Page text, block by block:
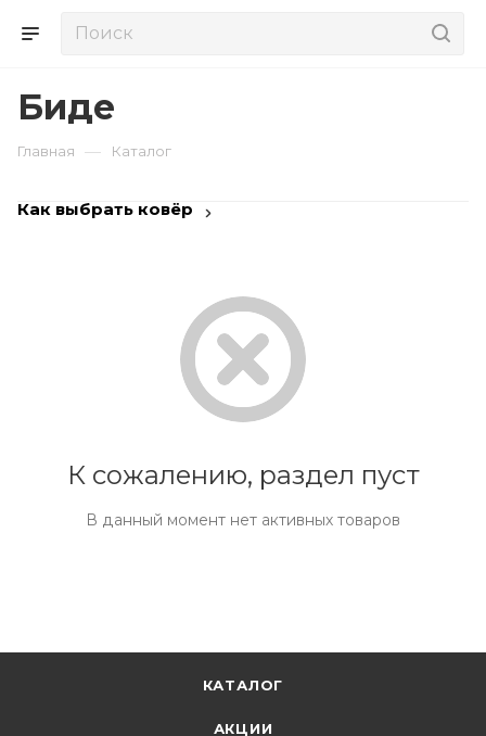
Биде
Главная — Каталог
Как выбрать ковёр
К сожалению, раздел пуст
В данный момент нет активных товаров
КАТАЛОГ
АКЦИИ